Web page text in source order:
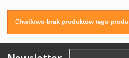
Chwilowo brak produktów tego